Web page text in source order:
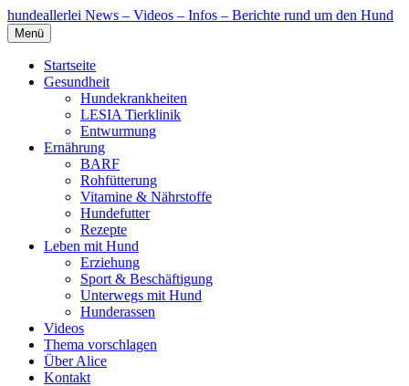
hundeallerlei News – Videos – Infos – Berichte rund um den Hund
Menü
Startseite
Gesundheit
Hundekrankheiten
LESIA Tierklinik
Entwurmung
Ernährung
BARF
Rohfütterung
Vitamine & Nährstoffe
Hundefutter
Rezepte
Leben mit Hund
Erziehung
Sport & Beschäftigung
Unterwegs mit Hund
Hunderassen
Videos
Thema vorschlagen
Über Alice
Kontakt